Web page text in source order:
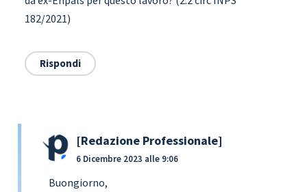
182/2021)
Rispondi
Redazione Professionale
6 Dicembre 2023 alle 9:06
Buongiorno,